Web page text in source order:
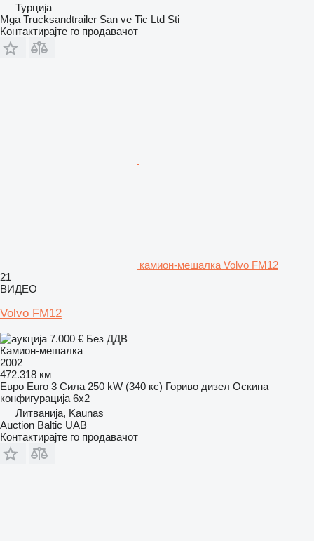
Турција
Mga Trucksandtrailer San ve Tic Ltd Sti
Контактирајте го продавачот
камион-мешалка Volvo FM12
21
ВИДЕО
Volvo FM12
7.000 € Без ДДВ
Камион-мешалка
2002
472.318 км
Евро Euro 3 Сила 250 kW (340 кс) Гориво дизел Оскина
конфигурација 6x2
Литванија, Kaunas
Auction Baltic UAB
Контактирајте го продавачот